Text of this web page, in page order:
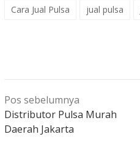
Cara Jual Pulsa jual pulsa
Navigasi
pos
Pos sebelumnya
Distributor Pulsa Murah
Daerah Jakarta